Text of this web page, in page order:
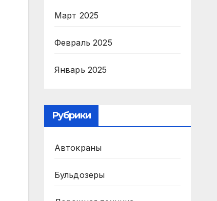
Март 2025
Февраль 2025
Январь 2025
Рубрики
Автокраны
Бульдозеры